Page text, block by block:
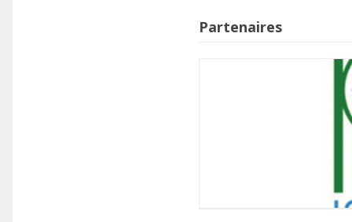
Partenaires